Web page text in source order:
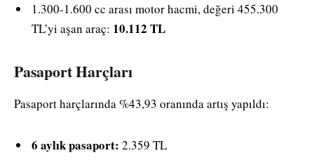
1.300-1.600 cc arası motor hacmi, değeri 455.300
TL’yi aşan araç: 10.112 TL
Pasaport Harçları
Pasaport harçlarında %43,93 oranında artış yapıldı:
6 aylık pasaport: 2.359 TL